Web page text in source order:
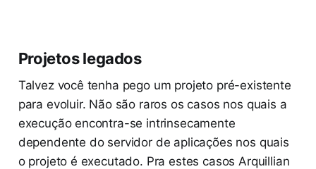
Projetos legados
Talvez você tenha pego um projeto pré-existente
para evoluir. Não são raros os casos nos quais a
execução encontra-se intrinsecamente
dependente do servidor de aplicações nos quais
o projeto é executado. Pra estes casos Arquillian